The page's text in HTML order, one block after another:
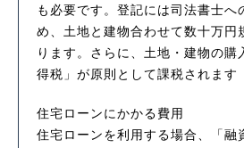
も必要です。登記には司法書士へ
め、土地と建物合わせて数十万円
ります。さらに、土地・建物の購
得税」が原則として課税されます
住宅ローンにかかる費用
住宅ローンを利用する場合、「融